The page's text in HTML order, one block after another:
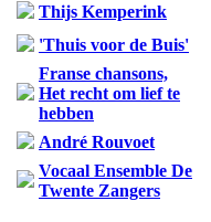
Thijs Kemperink
'Thuis voor de Buis'
Franse chansons,
Het recht om lief te
hebben
André Rouvoet
Vocaal Ensemble De
Twente Zangers